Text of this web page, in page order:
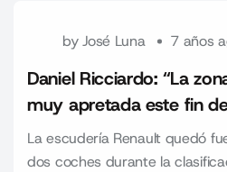
byJosé Luna 7 años
Daniel Ricciardo: “La
muy apretada este fin
La escudería Renault quedó
dos coches durante la